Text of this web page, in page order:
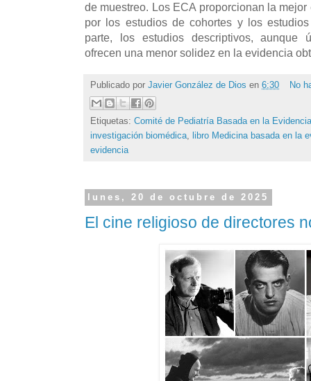
de muestreo. Los ECA proporcionan la
por los estudios de cohortes y los
parte, los estudios descriptivos, aunque
ofrecen una menor solidez en la evidencia
Publicado por Javier González de Dios en 6:30 No
Etiquetas: Comité de Pediatría Basada en la Evidencia
investigación biomédica
libro Medicina basada en la
evidencia
lunes, 20 de octubre de 2025
El cine religioso de directores